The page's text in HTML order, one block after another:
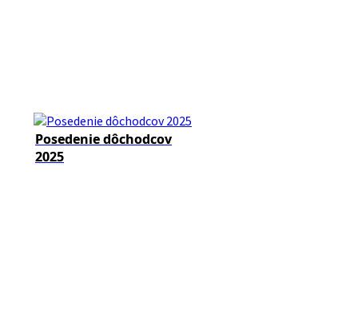
Posedenie dôchodcov
2025